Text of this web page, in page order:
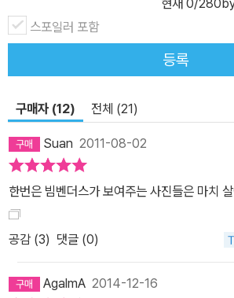
물이 어떤 이야기를 들려주고 싶어하는지에 먼
다. 그는 ‘장소와 그 장소에 존재했던 사물들
그가 찍은 사진들은 초점이 나간 것들도 있고
도 그의 사진은 결코 어느 영화감독의 아마추
않는다. 그는 ‘장소와 사물의 외침’을 성실하게 듣고, 자신만의 관점으
로 성실하게 카메라에 담았기에, 마침내 우리
의 진심어린 이야기’를 볼 수 있는 것이다. 이
빔 벤더스만이 포착할 수 있는 장소와 사물들
장소와 사물은 그때 한 번 마주쳤을 뿐이고,
오직 한 컷으로 남지만, 빔 벤더스는 사실 장소
현재 0/
스포일러 포함
등록
구매자 (12) 전체 (21)
Suan 2011-08-02
한번은 빔벤더스가 보여주는 사진들은 마치
공감 (3) 댓글 (0)
AgalmA 2014-12-16